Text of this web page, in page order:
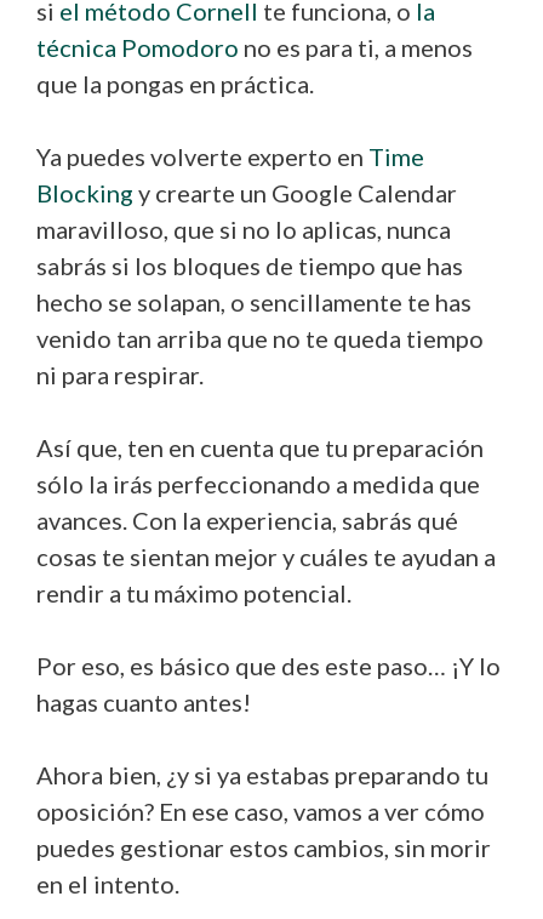
si el método Cornell te funciona, o la
técnica Pomodoro no es para ti, a menos
que la pongas en práctica.
Ya puedes volverte experto en Time
Blocking y crearte un Google Calendar
maravilloso, que si no lo aplicas, nunca
sabrás si los bloques de tiempo que has
hecho se solapan, o sencillamente te has
venido tan arriba que no te queda tiempo
ni para respirar.
Así que, ten en cuenta que tu preparación
sólo la irás perfeccionando a medida que
avances. Con la experiencia, sabrás qué
cosas te sientan mejor y cuáles te ayudan a
rendir a tu máximo potencial.
Por eso, es básico que des este paso… ¡Y lo
hagas cuanto antes!
Ahora bien, ¿y si ya estabas preparando tu
oposición? En ese caso, vamos a ver cómo
puedes gestionar estos cambios, sin morir
en el intento.